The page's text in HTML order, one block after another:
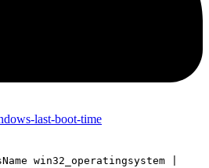
last-boot-time
win32_operatingsystem |